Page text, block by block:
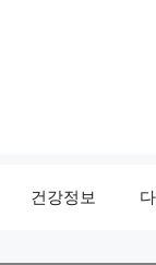
건강정보